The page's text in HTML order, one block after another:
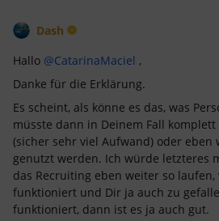
Dash
Hallo @CatarinaMaciel ,
Danke für die Erklärung.
Es scheint, als könne es das, was
müsste dann in Deinem Fall
(sicher sehr viel Aufwand) oder eben
genutzt werden. Ich würde letzteres
das Recruiting eben weiter so
funktioniert und Dir ja auch zu
funktioniert, dann ist es ja auch gut.